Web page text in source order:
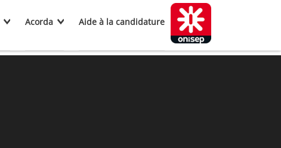
Acorda Aide à la candidature